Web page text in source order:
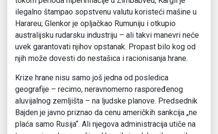
ilegalno štampao sopstvenu valutu koristeći mašine u
Harareu; Glenkor je opljačkao Rumuniju i otkupio
australijsku rudarsku industriju – ali takvi manevri neće
uvek garantovati njihov opstanak. Propast bilo kog od
njih može dovesti do nestašica i racionisanja hrane.
Krize hrane nisu samo još jedna od posledica
geografije – recimo, neravnomerno raspoređenog
aluvijalnog zemljišta – na ljudske planove. Predsednik
Bajden je javno priznao da cenu američkih sankcija „ne
plaća samo Rusija“. Ali njegova administracija utiče na